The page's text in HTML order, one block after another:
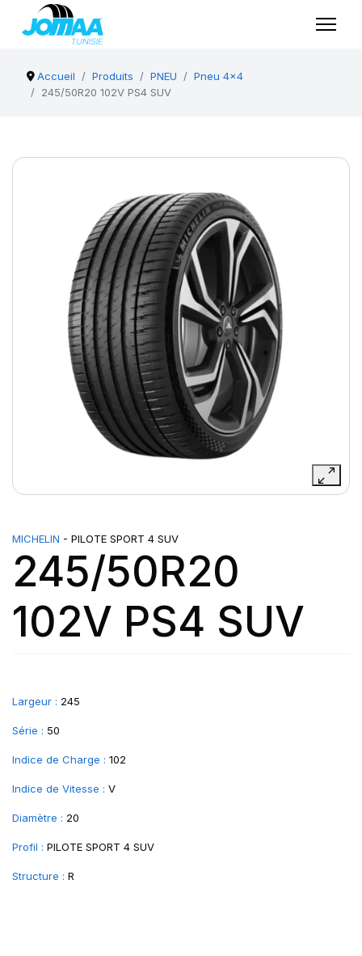
Accueil Produits PNEU
Pneu 4x4
245/50R20 102V PS4 SUV
MICHELIN - PILOTE SPORT 4 SUV
245/50R20
102V PS4 SUV
Largeur : 245
Série : 50
Indice de Charge : 102
Indice de Vitesse : V
Diamètre : 20
Profil : PILOTE SPORT 4 SUV
Structure : R